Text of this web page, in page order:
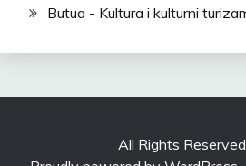
Butua - Kultura i kulturni
All Rights